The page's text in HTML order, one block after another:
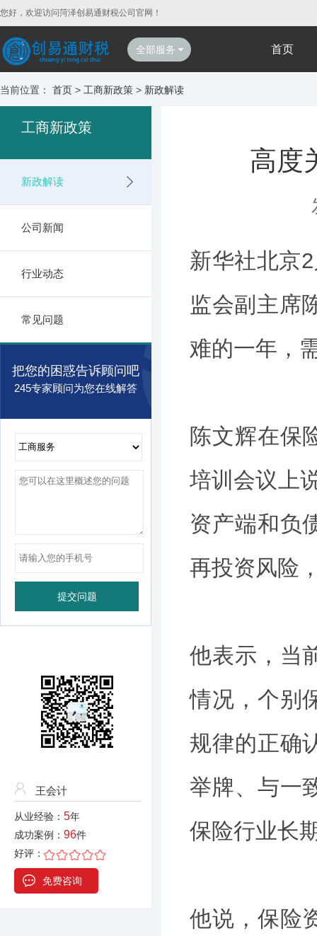
您好，欢迎访问菏泽创易通财税公司官网！
全部服务 首页
当前位置： 首页 > 工商新政策 > 新政解读
工商新政策
新政解读
公司新闻
行业动态
常见问题
把您的困惑告诉顾问吧
245专家顾问为您在线解答
王会计
从业经验： 5年
成功案例： 96件
好评：
免费咨询
高度
新华社北京
监会副主席
难的一年，
陈文辉在保
培训会议上
资产端和负
再投资风险
他表示，当
情况，个别
规律的正确
举牌、与一
保险行业长
他说，保险